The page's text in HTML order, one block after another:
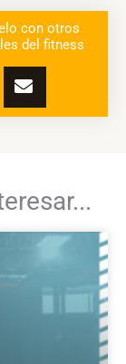
con otros
del fitness